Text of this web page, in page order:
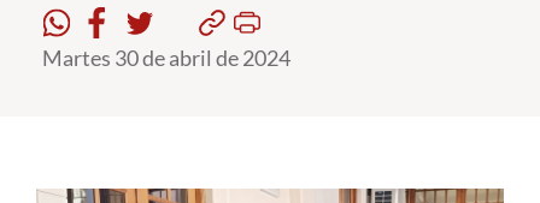
Admisión
Martes 30 de abril de 2024